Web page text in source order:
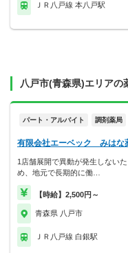
ＪＲ八戸線 本八戸駅
八戸市(青森県)エリアの
パート・アルバイト 調剤薬局
有限会社エーベック みはな
1店舗展開で異動が発生しないた
め、地元で長期的に働…
【時給】2,500円～
青森県 八戸市
ＪＲ八戸線 白銀駅